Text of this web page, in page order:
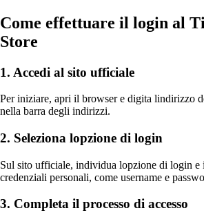
Come effettuare il login al
Store
1. Accedi al sito ufficiale
Per iniziare, apri il browser e digita lindirizzo
nella barra degli indirizzi.
2. Seleziona lopzione di login
Sul sito ufficiale, individua lopzione di login e
credenziali personali, come username e
3. Completa il processo di accesso